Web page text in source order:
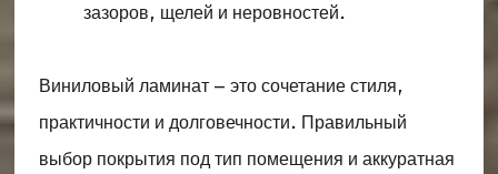
зазоров, щелей и неровностей.
Виниловый ламинат – это сочетание стиля,
практичности и долговечности. Правильный
выбор покрытия под тип помещения и аккуратная